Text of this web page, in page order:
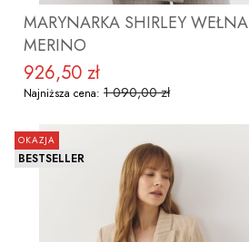
MARYNARKA SHIRLEY WEŁNA
MERINO
Cena promocyjna
926,50 zł
Najniższa cena: 1 090,00 zł
OKAZJA
BESTSELLER